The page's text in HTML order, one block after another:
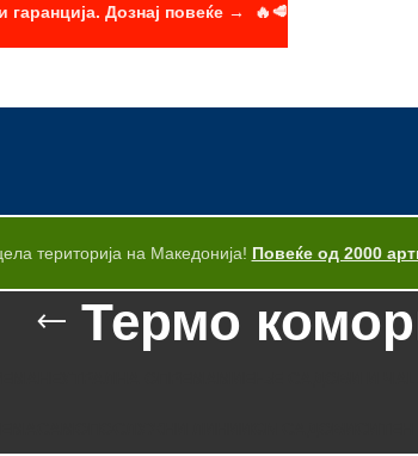
територија на Македонија! Повеќе од 2000
Термо
Дознај повеќе → 🔥🥩